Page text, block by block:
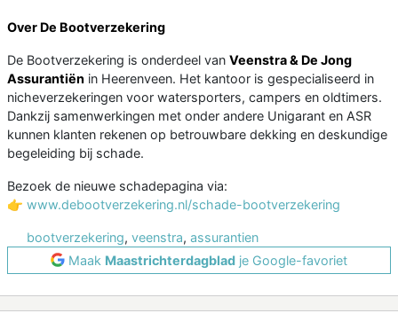
Over De Bootverzekering
De Bootverzekering is onderdeel van Veenstra & De Jong
Assurantiën in Heerenveen. Het kantoor is gespecialiseerd in
nicheverzekeringen voor watersporters, campers en oldtimers.
Dankzij samenwerkingen met onder andere Unigarant en ASR
kunnen klanten rekenen op betrouwbare dekking en deskundige
begeleiding bij schade.
Bezoek de nieuwe schadepagina via:
👉 www.debootverzekering.nl/schade-bootverzekering
bootverzekering, veenstra, assurantien
Maak Maastrichterdagblad je Google-favoriet